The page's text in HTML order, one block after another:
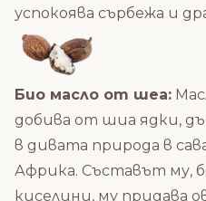
успокоява сърбежа и
Био масло от шеа:
добива от шиа ядки,
в дивата природа в
Африка. Съставът му,
киселини, му придава